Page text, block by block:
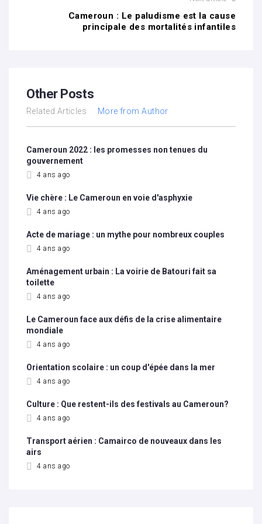
Cameroun : Le paludisme est la cause
principale des mortalités infantiles
Other Posts
Related Articles More from Author
Cameroun 2022 : les promesses non tenues du
gouvernement
4 ans ago
Vie chère : Le Cameroun en voie d'asphyxie
4 ans ago
Acte de mariage : un mythe pour nombreux couples
4 ans ago
Aménagement urbain : La voirie de Batouri fait sa
toilette
4 ans ago
Le Cameroun face aux défis de la crise alimentaire
mondiale
4 ans ago
Orientation scolaire : un coup d'épée dans la mer
4 ans ago
Culture : Que restent-ils des festivals au Cameroun?
4 ans ago
Transport aérien : Camairco de nouveaux dans les
airs
4 ans ago